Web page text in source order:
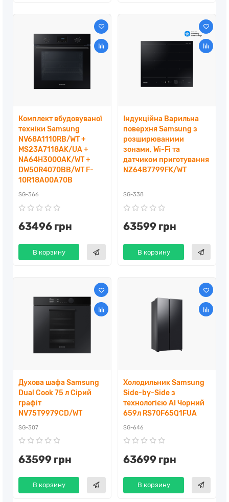
Комплект вбудовуваної
техніки Samsung
NV68A1110RB/WT +
MS23A7118AK/UA +
NA64H3000AK/WT +
DW50R4070BB/WT F-
10R18A00A70B
SG-366
63496 грн
В корзину
Індукційна Варильна
поверхня Samsung з
розширюваними
зонами, Wi-Fi та
датчиком приготування
NZ64B7799FK/WT
SG-338
63599 грн
В корзину
Духова шафа Samsung
Dual Cook 75 л Сірий
графіт
NV75T9979CD/WT
SG-307
63599 грн
В корзину
Холодильник Samsung
Side-by-Side з
технологією AI Чорний
659л RS70F65Q1FUA
SG-646
63699 грн
В корзину